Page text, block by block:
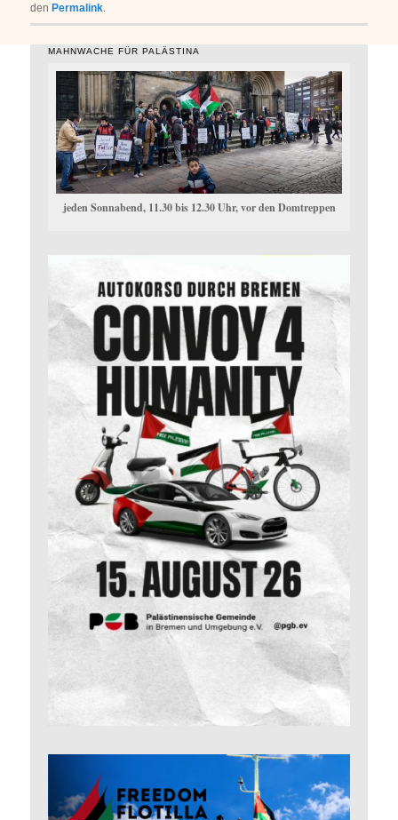
den Permalink.
MAHNWACHE FÜR PALÄSTINA
jeden Sonnabend, 11.30 bis 12.30 Uhr, vor den Domtreppen